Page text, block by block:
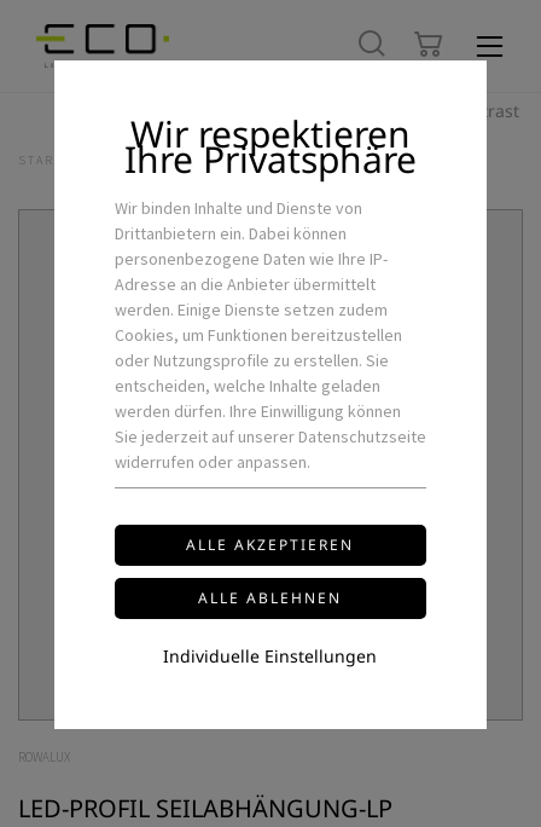
Hoher Kontrast
STARTSEITE ALLE PRODUKTE LED-PROFIL SEILABHÄNGUNG-LP
ROWALUX
LED-PROFIL SEILABHÄNGUNG-LP
Wir respektieren
Ihre Privatsphäre
Wir binden Inhalte und Dienste von
Drittanbietern ein. Dabei können
personenbezogene Daten wie Ihre IP-
Adresse an die Anbieter übermittelt
werden. Einige Dienste setzen zudem
Cookies, um Funktionen bereitzustellen
oder Nutzungsprofile zu erstellen. Sie
entscheiden, welche Inhalte geladen
werden dürfen. Ihre Einwilligung können
Sie jederzeit auf unserer Datenschutzseite
widerrufen oder anpassen.
Individuelle Einstellungen